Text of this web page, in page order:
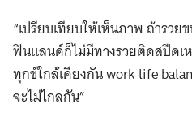
“เปรียบเทียบให้เห็นภาพ ถ้ารว
ฟินแลนด์ก็ไม่มีทางรวยติดสปีด
ทุกข์ใกล้เคียงกัน work life
จะไม่ไกลกัน”